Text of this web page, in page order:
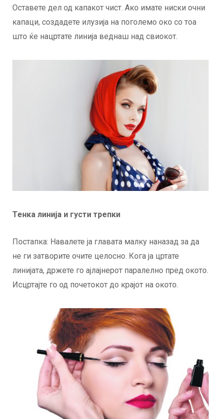
Оставете дел од капакот чист. Ако имате ниски очни
капаци, создадете илузија на поголемо око со тоа
што ќе нацртате линија веднаш над свиокот.
Тенка линија и густи трепки
Постапка: Навалете ја главата малку наназад за да
не ги затворите очите целосно. Кога ја цртате
линијата, држете го ајлајнерот паралелно пред окото.
Исцртајте го од почетокот до крајот на окото.